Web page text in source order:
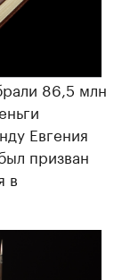
86,5 млн
Евгения
призван
в